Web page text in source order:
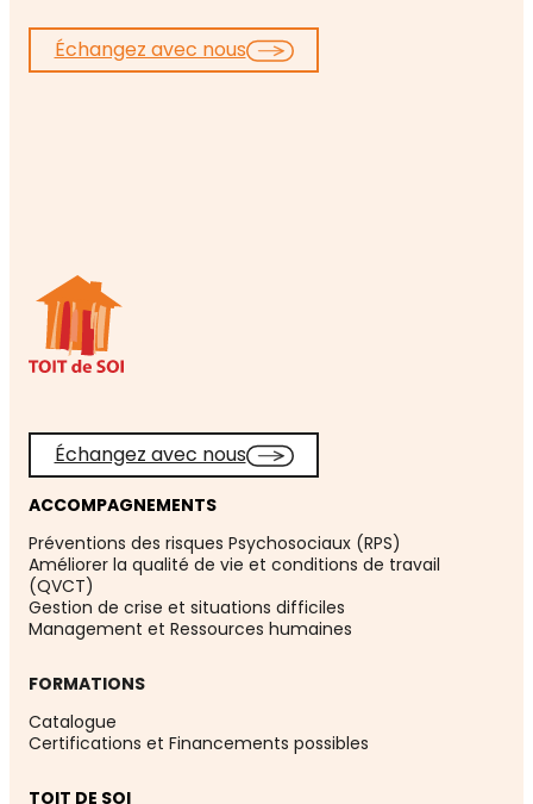
Échangez avec nous
Échangez avec nous
ACCOMPAGNEMENTS
Préventions des risques Psychosociaux (RPS)
Améliorer la qualité de vie et conditions de travail
(QVCT)
Gestion de crise et situations difficiles
Management et Ressources humaines
FORMATIONS
Catalogue
Certifications et Financements possibles
TOIT DE SOI